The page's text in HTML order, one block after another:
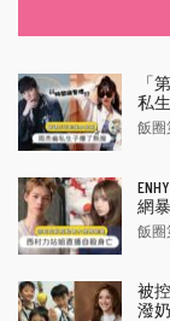
「
私
飯圈
網
飯圈
被
潑